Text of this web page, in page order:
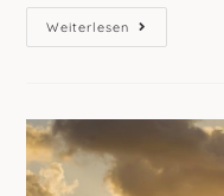
Weiterlesen Neuigkeiten
Aus